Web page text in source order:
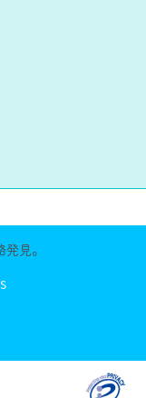
発見。